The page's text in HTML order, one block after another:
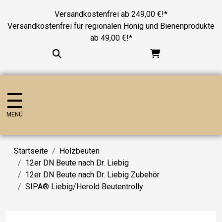
Versandkostenfrei ab 249,00 €!*
Versandkostenfrei für regionalen Honig und Bienenprodukte
ab 49,00 €!*
MENÜ
Startseite
Holzbeuten
12er DN Beute nach Dr. Liebig
12er DN Beute nach Dr. Liebig Zubehör
SIPA® Liebig/Herold Beutentrolly